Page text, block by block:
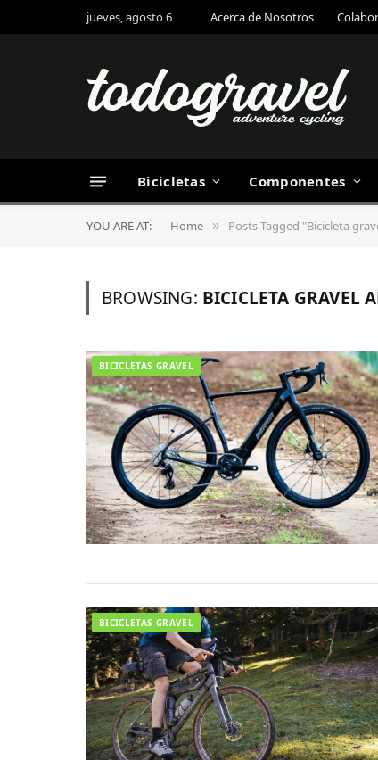
jueves, agosto 6 Acerca de Nosotros
Bicicletas Componentes
YOU ARE AT: Home » Posts Tagged "Bicicleta
BROWSING: BICICLETA GRAVEL
BICICLETAS GRAVEL
BICICLETAS GRAVEL